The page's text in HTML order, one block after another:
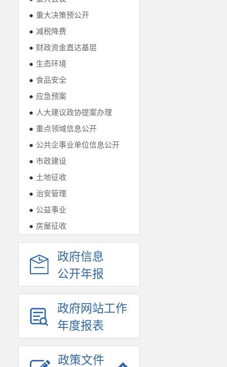
● 重大决策预公开
● 减税降费
● 财政资金直达基层
● 生态环境
● 食品安全
● 应急预案
● 人大建议政协提案办理
● 重点领域信息公开
● 公共企事业单位信息公开
● 市政建设
● 土地征收
● 治安管理
● 公益事业
● 房屋征收
政府信息
公开年报
政府网站工作
年度报表
政策文件